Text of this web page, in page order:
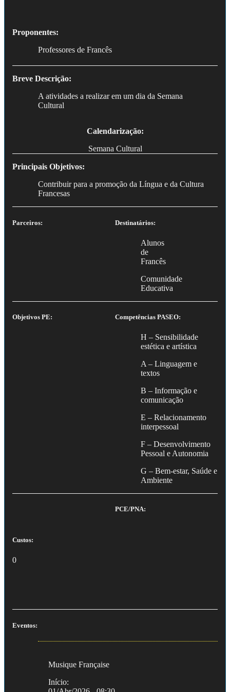
Proponentes:
Professores de Francês
Breve Descrição:
A atividades a realizar em um dia da Semana
Cultural
Calendarização:
Semana Cultural
Principais Objetivos:
Contribuir para a promoção da Língua e da Cultura
Francesas
Parceiros: Destinatários:
Alunos
de
Francês
Comunidade
Educativa
Objetivos PE: Competências PASEO:
H – Sensibilidade
estética e artística
A – Linguagem e
textos
B – Informação e
comunicação
E – Relacionamento
interpessoal
F – Desenvolvimento
Pessoal e Autonomia
G – Bem-estar, Saúde e
Ambiente
Custos:
0
PCE/PNA:
Eventos:
Musique Française
Início: